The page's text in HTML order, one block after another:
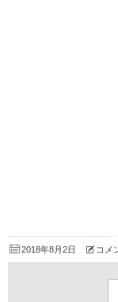
2018年8月2日 コメ